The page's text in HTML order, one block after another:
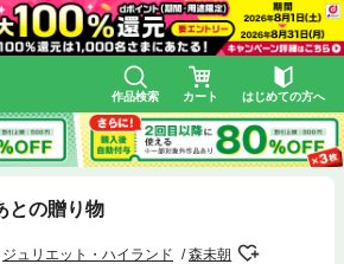
作品検索 カート はじめての方へ
との贈り物
ジュリエット・ハイランド 森未朝